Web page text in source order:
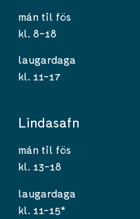
mán til fös
kl. 8-18
laugardaga
kl. 11-17
Lindasafn
mán til fös
kl. 13-18
laugardaga
kl. 11-15*